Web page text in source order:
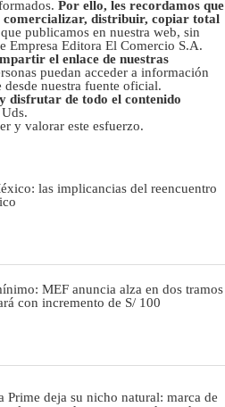
Por ello, les recordamos que
distribuir, copiar total
que publicamos en nuestra web, sin
Empresa Editora El Comercio S.A.
el enlace de nuestras
puedan acceder a información
nuestra fuente oficial.
disfrutar de todo el contenido
y valorar este esfuerzo.
las implicancias del reencuentro
MEF anuncia alza en dos tramos
con incremento de S/ 100
Prime deja su nicho natural: marca de